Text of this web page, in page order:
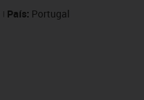
País: Portugal